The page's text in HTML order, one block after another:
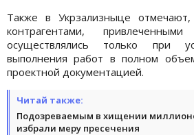
Также в Укрзализныце
контрагентами,
осуществлялись только при
выполнения работ в полном
проектной документацией.
Читай также:
Подозреваемым в хищении
избрали меру пресечения